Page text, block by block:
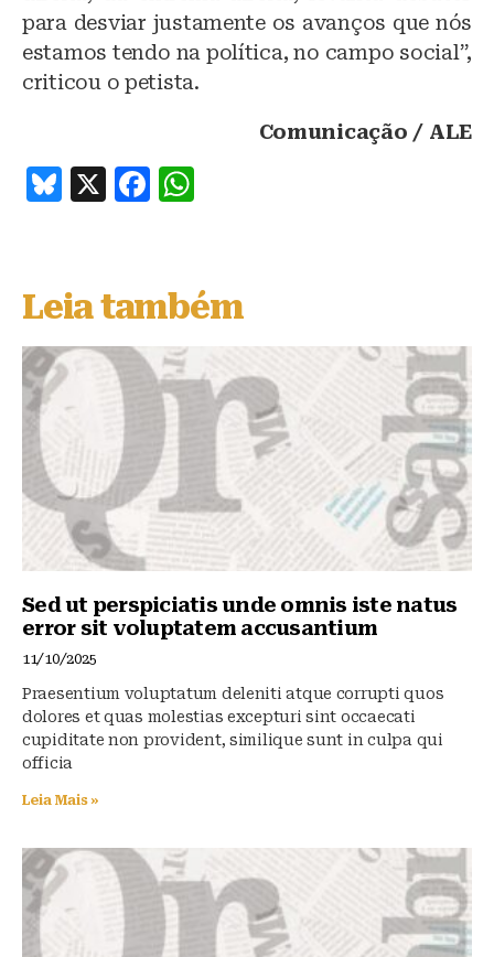
para desviar justamente os avanços que nós
estamos tendo na política, no campo social”,
criticou o petista.
Comunicação / ALE
B
s
k
y
X
F
e
b
o
o
k
s
A
p
p
Leia também
Sed ut perspiciatis unde omnis iste natus
error sit voluptatem accusantium
11/10/2025
Praesentium voluptatum deleniti atque corrupti quos
dolores et quas molestias excepturi sint occaecati
cupiditate non provident, similique sunt in culpa qui
officia
Leia Mais »